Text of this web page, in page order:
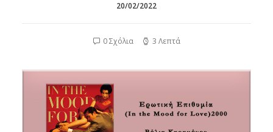
20/02/2022
0 Σχόλια 3 Λεπτά